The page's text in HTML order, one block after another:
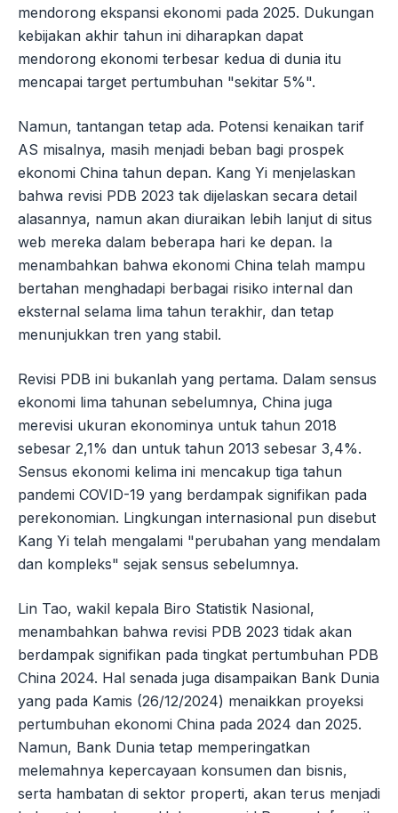
mendorong ekspansi ekonomi pada 2025. Dukungan
kebijakan akhir tahun ini diharapkan dapat
mendorong ekonomi terbesar kedua di dunia itu
mencapai target pertumbuhan "sekitar 5%".
Namun, tantangan tetap ada. Potensi kenaikan tarif
AS misalnya, masih menjadi beban bagi prospek
ekonomi China tahun depan. Kang Yi menjelaskan
bahwa revisi PDB 2023 tak dijelaskan secara detail
alasannya, namun akan diuraikan lebih lanjut di situs
web mereka dalam beberapa hari ke depan. Ia
menambahkan bahwa ekonomi China telah mampu
bertahan menghadapi berbagai risiko internal dan
eksternal selama lima tahun terakhir, dan tetap
menunjukkan tren yang stabil.
Revisi PDB ini bukanlah yang pertama. Dalam sensus
ekonomi lima tahunan sebelumnya, China juga
merevisi ukuran ekonominya untuk tahun 2018
sebesar 2,1% dan untuk tahun 2013 sebesar 3,4%.
Sensus ekonomi kelima ini mencakup tiga tahun
pandemi COVID-19 yang berdampak signifikan pada
perekonomian. Lingkungan internasional pun disebut
Kang Yi telah mengalami "perubahan yang mendalam
dan kompleks" sejak sensus sebelumnya.
Lin Tao, wakil kepala Biro Statistik Nasional,
menambahkan bahwa revisi PDB 2023 tidak akan
berdampak signifikan pada tingkat pertumbuhan PDB
China 2024. Hal senada juga disampaikan Bank Dunia
yang pada Kamis (26/12/2024) menaikkan proyeksi
pertumbuhan ekonomi China pada 2024 dan 2025.
Namun, Bank Dunia tetap memperingatkan
melemahnya kepercayaan konsumen dan bisnis,
serta hambatan di sektor properti, akan terus menjadi